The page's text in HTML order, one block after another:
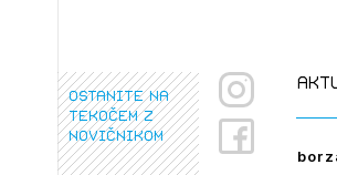
ostanite na
tekočem z
novičnikom